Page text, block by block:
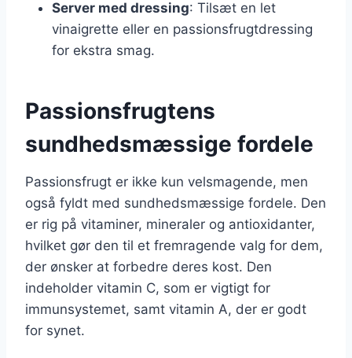
Server med dressing: Tilsæt en let
vinaigrette eller en passionsfrugtdressing
for ekstra smag.
Passionsfrugtens
sundhedsmæssige fordele
Passionsfrugt er ikke kun velsmagende, men
også fyldt med sundhedsmæssige fordele. Den
er rig på vitaminer, mineraler og antioxidanter,
hvilket gør den til et fremragende valg for dem,
der ønsker at forbedre deres kost. Den
indeholder vitamin C, som er vigtigt for
immunsystemet, samt vitamin A, der er godt
for synet.